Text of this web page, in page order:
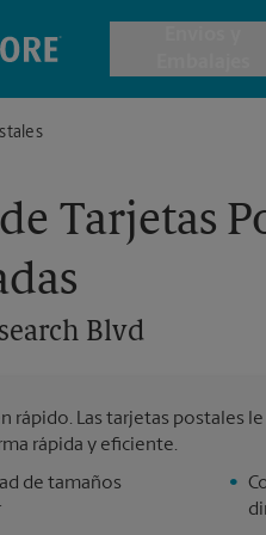
Cajas de
Todos
Tarjetas
Blvd
rápido. Las tarjetas postales
rápida y eficiente.
de tamaños
•